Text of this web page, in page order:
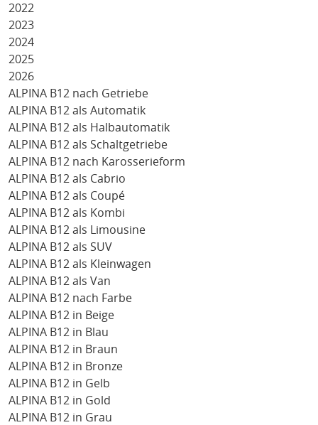
2022
2023
2024
2025
2026
ALPINA B12 nach Getriebe
ALPINA B12 als Automatik
ALPINA B12 als Halbautomatik
ALPINA B12 als Schaltgetriebe
ALPINA B12 nach Karosserieform
ALPINA B12 als Cabrio
ALPINA B12 als Coupé
ALPINA B12 als Kombi
ALPINA B12 als Limousine
ALPINA B12 als SUV
ALPINA B12 als Kleinwagen
ALPINA B12 als Van
ALPINA B12 nach Farbe
ALPINA B12 in Beige
ALPINA B12 in Blau
ALPINA B12 in Braun
ALPINA B12 in Bronze
ALPINA B12 in Gelb
ALPINA B12 in Gold
ALPINA B12 in Grau